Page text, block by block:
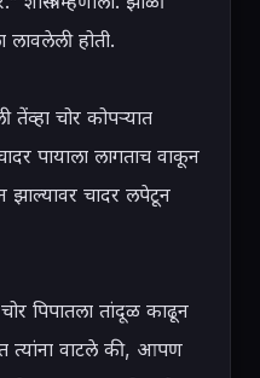
लावलेली होती.
तेंव्हा चोर कोपऱ्यात
पायाला लागताच वाकून
चादर लपेटून
पिपातला तांदूळ काढून
त्यांना वाटले की, आपण